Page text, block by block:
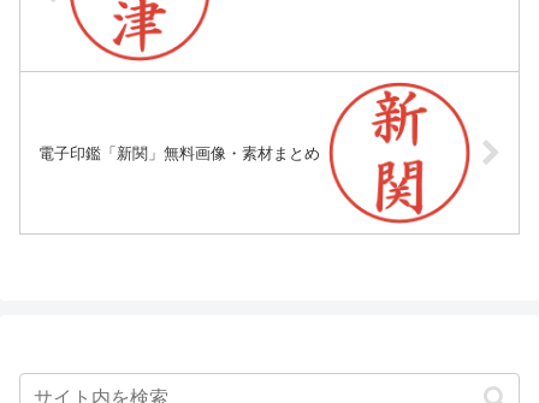
電子印鑑「新関」無料画像・素材まとめ